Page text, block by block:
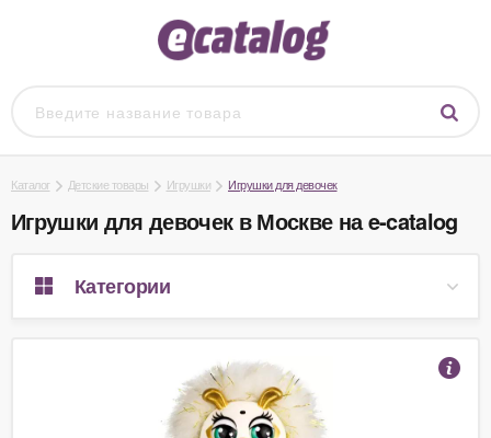
Каталог Детские товары Игрушки Игрушки для девочек
Игрушки для девочек в Москве на e-catalog
Категории